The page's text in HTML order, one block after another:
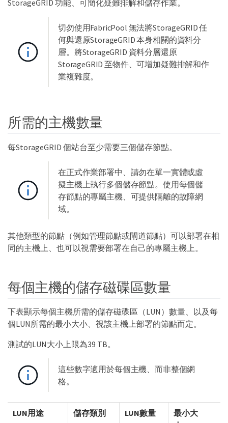
StorageGRID 功能、可簡化疑難排解和儲存作業。
切勿使用FabricPool 無法將StorageGRID 任
何與還原StorageGRID 本身相關的資料分
層。將StorageGRID 資料分層還原
StorageGRID 至物件、可增加疑難排解和作
業複雜度。
所需的主機數量
每StorageGRID 個站台至少需要三個儲存節點。
在正式作業部署中、請勿在單一實體或虛
擬主機上執行多個儲存節點。使用每個儲
存節點的專屬主機、可提供隔離的故障網
域。
其他類型的節點（例如管理節點或閘道節點）可以部署在相
同的主機上、也可以視需要部署在自己的專屬主機上。
每個主機的儲存磁碟區數量
下表顯示每個主機所需的儲存磁碟區（LUN）數量、以及每
個LUN所需的最小大小、視該主機上部署的節點而定。
測試的LUN大小上限為39 TB。
這些數字適用於每個主機、而非整個網
格。
LUN用途 儲存類別 LUN數量
最小大